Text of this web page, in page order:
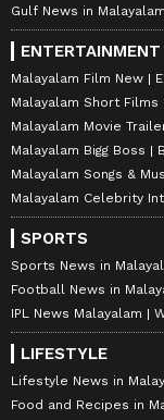
Gulf News in Malayalam
ENTERTAINMENT
Malayalam Film New
Malayalam Short Films
Malayalam Movie
Malayalam Bigg Boss
Malayalam Songs &
Malayalam Celebrity
SPORTS
Sports News in
Football News in
IPL News Malayalam
LIFESTYLE
Lifestyle News in
Food and Recipes in